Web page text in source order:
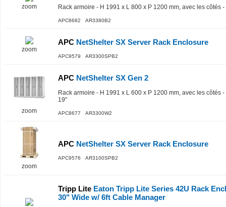
zoom Rack armoire - H 1991 x L 800 x P 1200 mm, avec les côtés
APC8682 AR3380B2
zoom
APC NetShelter SX Server Rack Enclosure
APC9579 AR3300SPB2
zoom
APC NetShelter SX Gen 2
Rack armoire - H 1991 x L 600 x P 1200 mm, avec les côtés
19"
APC8677 AR3300W2
zoom
APC NetShelter SX Server Rack Enclosure
APC9576 AR3100SPB2
Tripp Lite Eaton Tripp Lite Series 42U Rack
30" Wide w/ 6ft Cable Manager